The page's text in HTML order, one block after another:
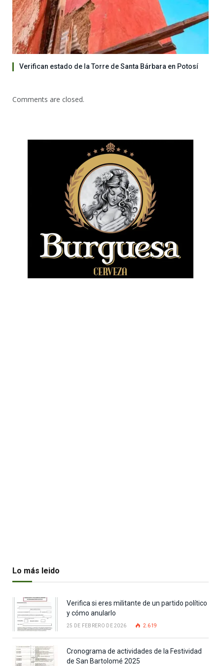
Verifican estado de la Torre de Santa Bárbara en Potosí
Comments are closed.
Lo más leido
Verifica si eres militante de un partido político
y cómo anularlo
25 DE FEBRERO DE 2026 2.619
Cronograma de actividades de la Festividad
de San Bartolomé 2025